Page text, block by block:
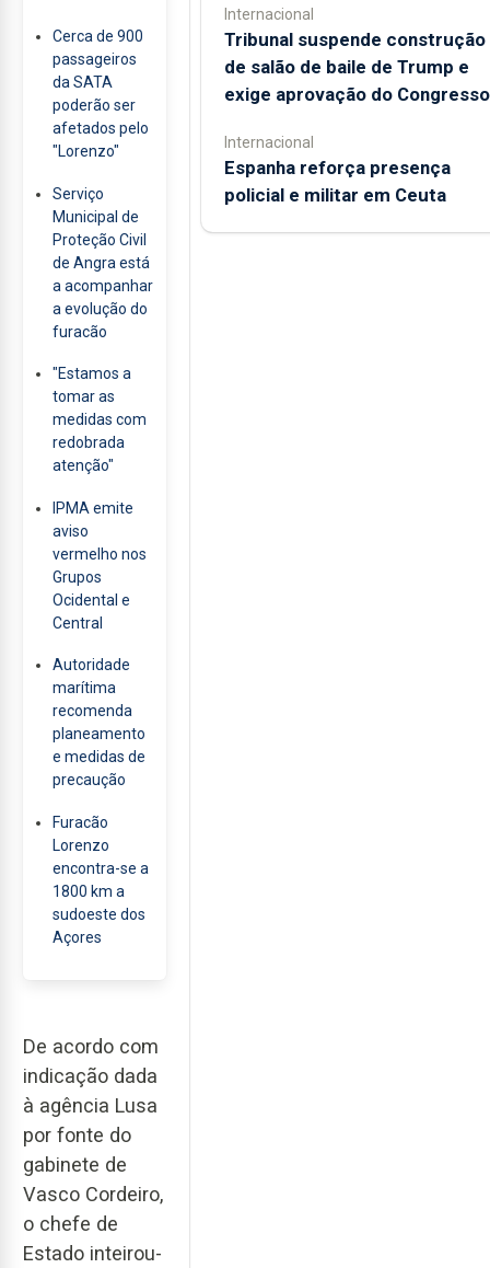
Cerca de 900
passageiros
da SATA
poderão ser
afetados pelo
"Lorenzo"
Serviço
Municipal de
Proteção Civil
de Angra está
a acompanhar
a evolução do
furacão
"Estamos a
tomar as
medidas com
redobrada
atenção"
IPMA emite
aviso
vermelho nos
Grupos
Ocidental e
Central
Autoridade
marítima
recomenda
planeamento
e medidas de
precaução
Furacão
Lorenzo
encontra-se a
1800 km a
sudoeste dos
Açores
De acordo com
indicação dada
à agência Lusa
por fonte do
gabinete de
Vasco Cordeiro,
o chefe de
Estado inteirou-
Internacional
Tribunal suspende construção
de salão de baile de Trump e
exige aprovação do Congresso
Internacional
Espanha reforça presença
policial e militar em Ceuta